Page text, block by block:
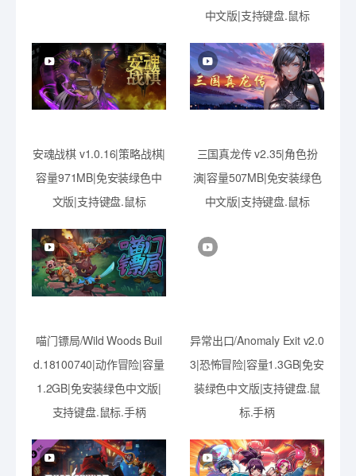
中文版|支持键盘.鼠标
安魂战棋 v1.0.16|策略战棋|
容量971MB|免安装绿色中
文版|支持键盘.鼠标
三国真龙传 v2.35|角色扮
演|容量507MB|免安装绿色
中文版|支持键盘.鼠标
喵门镖局/Wild Woods Buil
d.18100740|动作冒险|容量
1.2GB|免安装绿色中文版|
支持键盘.鼠标.手柄
异常出口/Anomaly Exit v2.0
3|恐怖冒险|容量1.3GB|免安
装绿色中文版|支持键盘.鼠
标.手柄